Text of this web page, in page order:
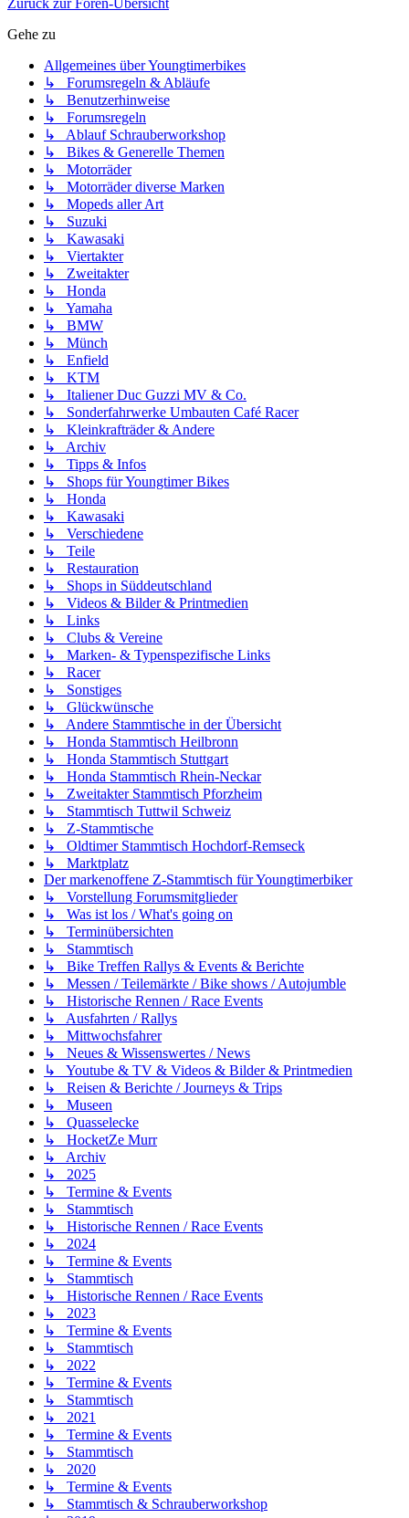
Gehe zu
Allgemeines über Youngtimerbikes
↳ Forumsregeln & Abläufe
↳ Benutzerhinweise
↳ Forumsregeln
↳ Ablauf Schrauberworkshop
↳ Bikes & Generelle Themen
↳ Motorräder
↳ Motorräder diverse Marken
↳ Mopeds aller Art
↳ Suzuki
↳ Kawasaki
↳ Viertakter
↳ Zweitakter
↳ Honda
↳ Yamaha
↳ BMW
↳ Münch
↳ Enfield
↳ KTM
↳ Italiener Duc Guzzi MV & Co.
↳ Sonderfahrwerke Umbauten Café Racer
↳ Kleinkrafträder & Andere
↳ Archiv
↳ Tipps & Infos
↳ Shops für Youngtimer Bikes
↳ Honda
↳ Kawasaki
↳ Verschiedene
↳ Teile
↳ Restauration
↳ Shops in Süddeutschland
↳ Videos & Bilder & Printmedien
↳ Links
↳ Clubs & Vereine
↳ Marken- & Typenspezifische Links
↳ Racer
↳ Sonstiges
↳ Glückwünsche
↳ Andere Stammtische in der Übersicht
↳ Honda Stammtisch Heilbronn
↳ Honda Stammtisch Stuttgart
↳ Honda Stammtisch Rhein-Neckar
↳ Zweitakter Stammtisch Pforzheim
↳ Stammtisch Tuttwil Schweiz
↳ Z-Stammtische
↳ Oldtimer Stammtisch Hochdorf-Remseck
↳ Marktplatz
Der markenoffene Z-Stammtisch für Youngtimerbiker
↳ Vorstellung Forumsmitglieder
↳ Was ist los / What's going on
↳ Terminübersichten
↳ Stammtisch
↳ Bike Treffen Rallys & Events & Berichte
↳ Messen / Teilemärkte / Bike shows / Autojumble
↳ Historische Rennen / Race Events
↳ Ausfahrten / Rallys
↳ Mittwochsfahrer
↳ Neues & Wissenswertes / News
↳ Youtube & TV & Videos & Bilder & Printmedien
↳ Reisen & Berichte / Journeys & Trips
↳ Museen
↳ Quasselecke
↳ HocketZe Murr
↳ Archiv
↳ 2025
↳ Termine & Events
↳ Stammtisch
↳ Historische Rennen / Race Events
↳ 2024
↳ Termine & Events
↳ Stammtisch
↳ Historische Rennen / Race Events
↳ 2023
↳ Termine & Events
↳ Stammtisch
↳ 2022
↳ Termine & Events
↳ Stammtisch
↳ 2021
↳ Termine & Events
↳ Stammtisch
↳ 2020
↳ Termine & Events
↳ Stammtisch & Schrauberworkshop